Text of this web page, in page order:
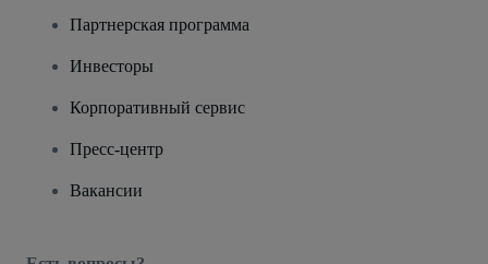
Партнерская программа
Инвесторы
Корпоративный сервис
Пресс-центр
Вакансии